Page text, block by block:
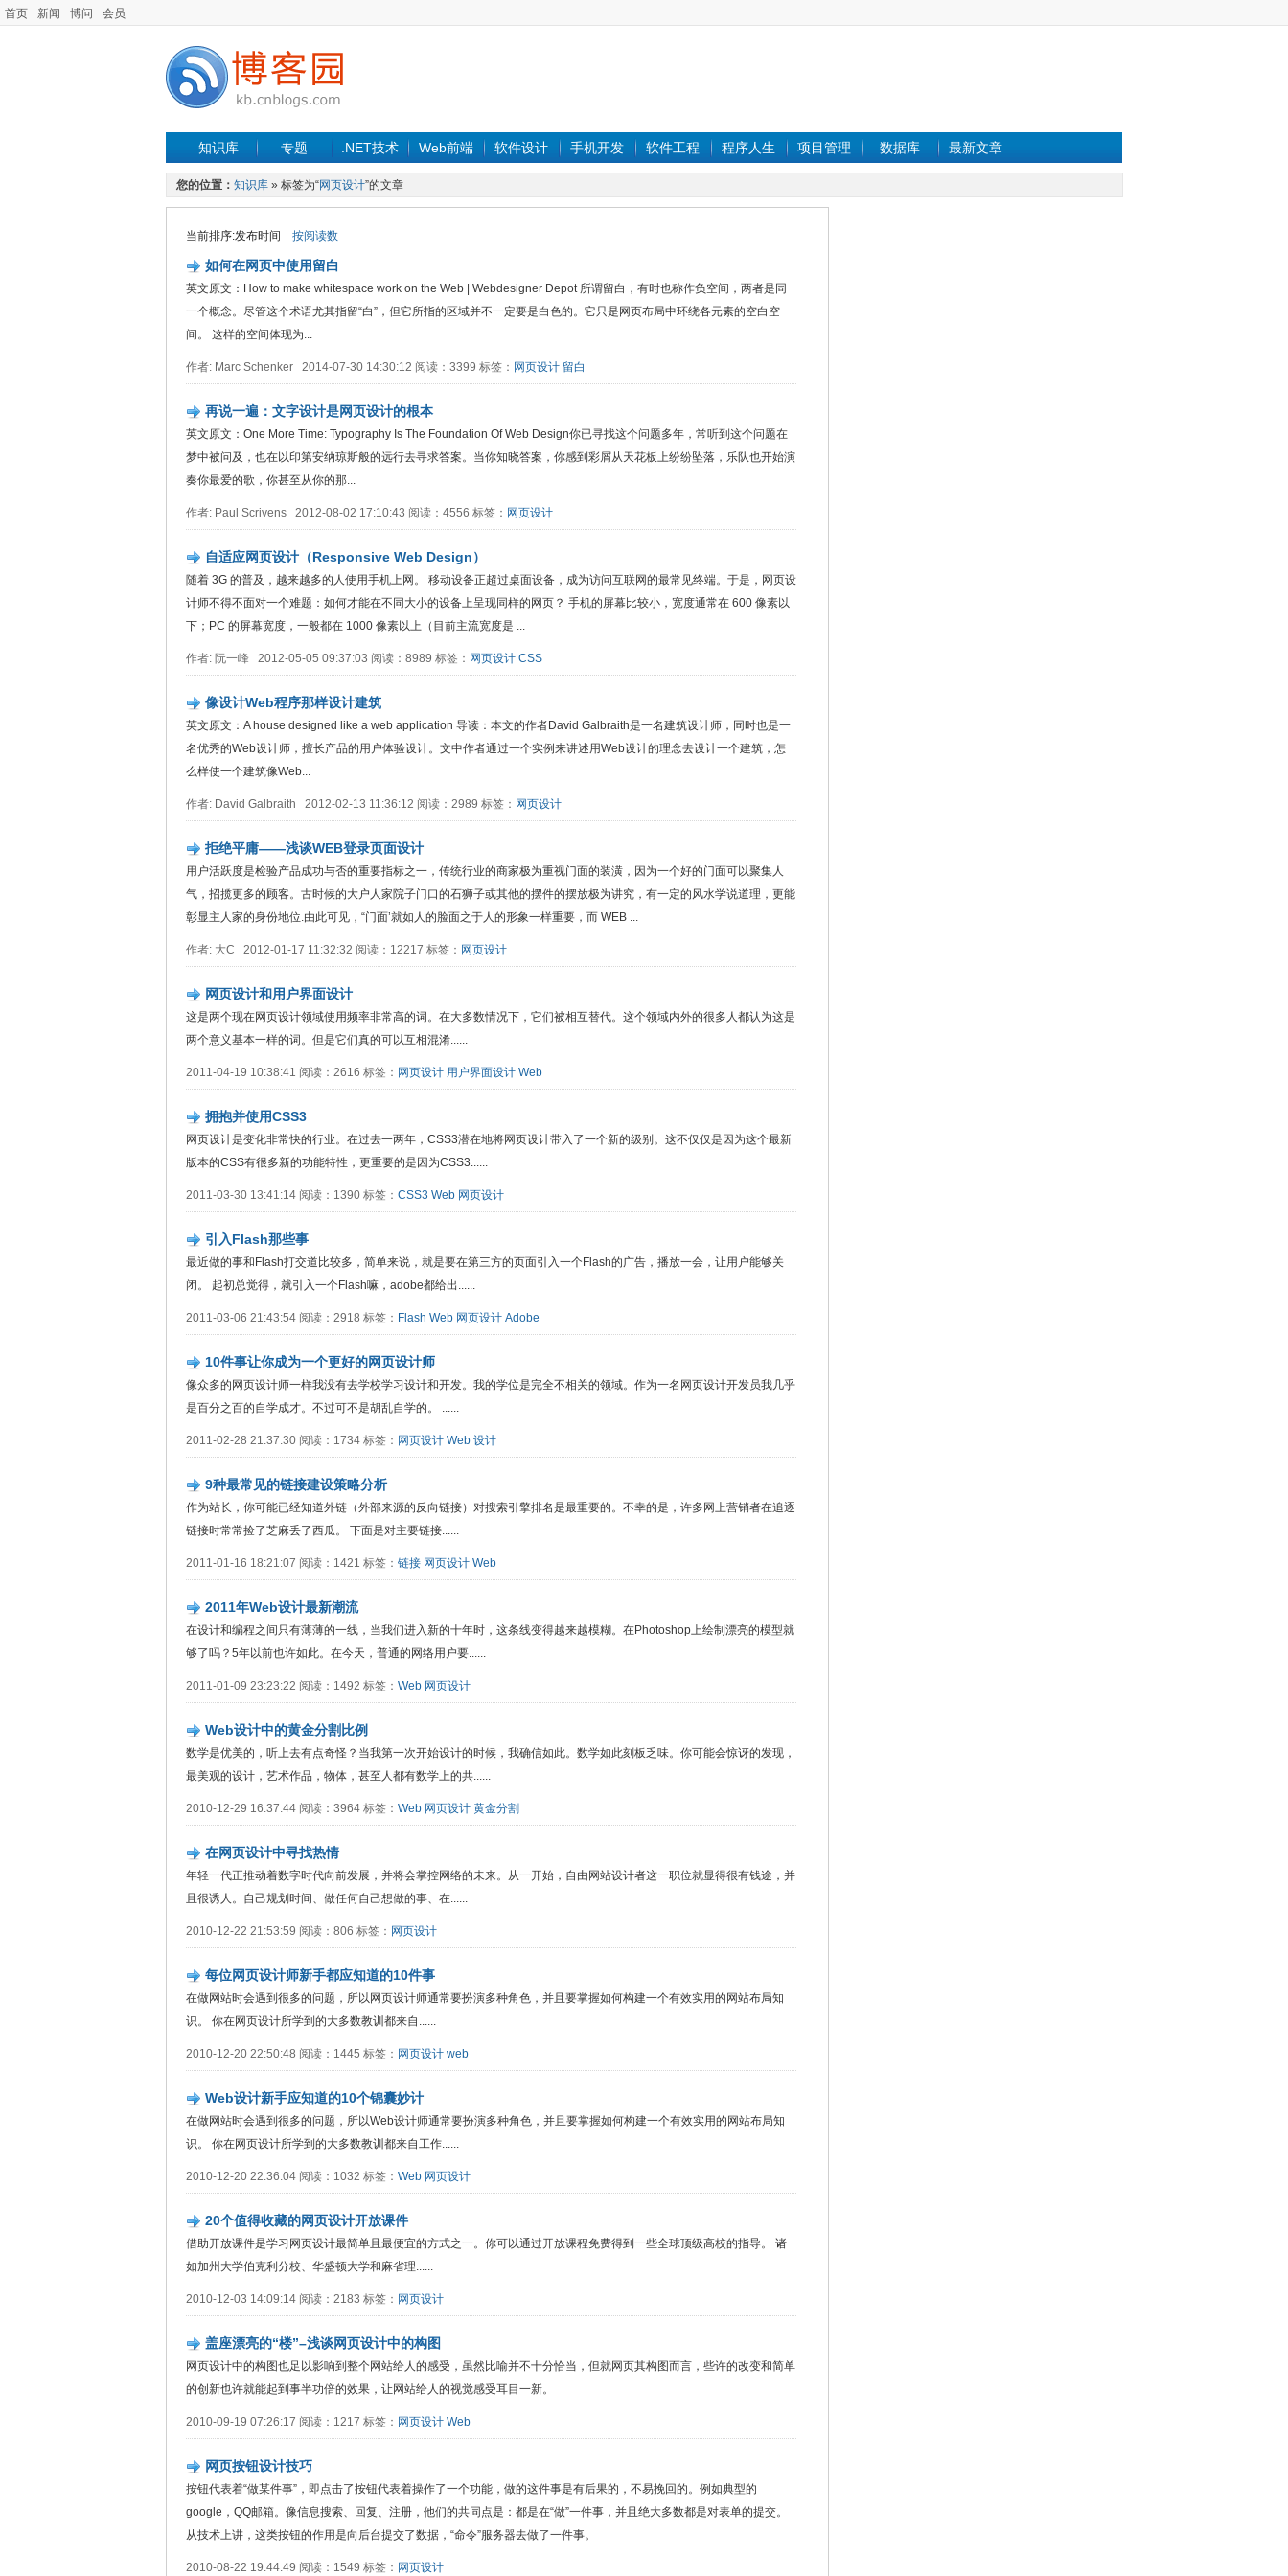
首页 新闻 博问 会员
知识库 专题 .NET技术 Web前端 软件设计 手机开发 软件工程 程序人生 项目管理 数据库 最新文章
您的位置： 知识库 » 标签为“网页设计”的文章
当前排序:发布时间 按阅读数
如何在网页中使用留白
英文原文：How to make whitespace work on the Web | Webdesigner Depot 所谓留白，有时也称作负空间，两者是同
一个概念。尽管这个术语尤其指留“白”，但它所指的区域并不一定要是白色的。它只是网页布局中环绕各元素的空白空
间。 这样的空间体现为...
作者: Marc Schenker 2014-07-30 14:30:12 阅读：3399 标签： 网页设计 留白
再说一遍：文字设计是网页设计的根本
英文原文：One More Time: Typography Is The Foundation Of Web Design你已寻找这个问题多年，常听到这个问题在
梦中被问及，也在以印第安纳琼斯般的远行去寻求答案。当你知晓答案，你感到彩屑从天花板上纷纷坠落，乐队也开始演
奏你最爱的歌，你甚至从你的那...
作者: Paul Scrivens 2012-08-02 17:10:43 阅读：4556 标签： 网页设计
自适应网页设计（Responsive Web Design）
随着 3G 的普及，越来越多的人使用手机上网。 移动设备正超过桌面设备，成为访问互联网的最常见终端。于是，网页设
计师不得不面对一个难题：如何才能在不同大小的设备上呈现同样的网页？ 手机的屏幕比较小，宽度通常在 600 像素以
下；PC 的屏幕宽度，一般都在 1000 像素以上（目前主流宽度是 ...
作者: 阮一峰 2012-05-05 09:37:03 阅读：8989 标签： 网页设计 CSS
像设计Web程序那样设计建筑
英文原文：A house designed like a web application 导读：本文的作者David Galbraith是一名建筑设计师，同时也是一
名优秀的Web设计师，擅长产品的用户体验设计。文中作者通过一个实例来讲述用Web设计的理念去设计一个建筑，怎
么样使一个建筑像Web...
作者: David Galbraith 2012-02-13 11:36:12 阅读：2989 标签： 网页设计
拒绝平庸——浅谈WEB登录页面设计
用户活跃度是检验产品成功与否的重要指标之一，传统行业的商家极为重视门面的装潢，因为一个好的门面可以聚集人
气，招揽更多的顾客。古时候的大户人家院子门口的石狮子或其他的摆件的摆放极为讲究，有一定的风水学说道理，更能
彰显主人家的身份地位.由此可见，“门面’就如人的脸面之于人的形象一样重要，而 WEB ...
作者: 大C 2012-01-17 11:32:32 阅读：12217 标签： 网页设计
网页设计和用户界面设计
这是两个现在网页设计领域使用频率非常高的词。在大多数情况下，它们被相互替代。这个领域内外的很多人都认为这是
两个意义基本一样的词。但是它们真的可以互相混淆......
2011-04-19 10:38:41 阅读：2616 标签： 网页设计 用户界面设计 Web
拥抱并使用CSS3
网页设计是变化非常快的行业。在过去一两年，CSS3潜在地将网页设计带入了一个新的级别。这不仅仅是因为这个最新
版本的CSS有很多新的功能特性，更重要的是因为CSS3......
2011-03-30 13:41:14 阅读：1390 标签： CSS3 Web 网页设计
引入Flash那些事
最近做的事和Flash打交道比较多，简单来说，就是要在第三方的页面引入一个Flash的广告，播放一会，让用户能够关
闭。 起初总觉得，就引入一个Flash嘛，adobe都给出......
2011-03-06 21:43:54 阅读：2918 标签： Flash Web 网页设计 Adobe
10件事让你成为一个更好的网页设计师
像众多的网页设计师一样我没有去学校学习设计和开发。我的学位是完全不相关的领域。作为一名网页设计开发员我几乎
是百分之百的自学成才。不过可不是胡乱自学的。 ......
2011-02-28 21:37:30 阅读：1734 标签： 网页设计 Web 设计
9种最常见的链接建设策略分析
作为站长，你可能已经知道外链（外部来源的反向链接）对搜索引擎排名是最重要的。不幸的是，许多网上营销者在追逐
链接时常常捡了芝麻丢了西瓜。 下面是对主要链接......
2011-01-16 18:21:07 阅读：1421 标签： 链接 网页设计 Web
2011年Web设计最新潮流
在设计和编程之间只有薄薄的一线，当我们进入新的十年时，这条线变得越来越模糊。在Photoshop上绘制漂亮的模型就
够了吗？5年以前也许如此。在今天，普通的网络用户要......
2011-01-09 23:23:22 阅读：1492 标签： Web 网页设计
Web设计中的黄金分割比例
数学是优美的，听上去有点奇怪？当我第一次开始设计的时候，我确信如此。数学如此刻板乏味。你可能会惊讶的发现，
最美观的设计，艺术作品，物体，甚至人都有数学上的共......
2010-12-29 16:37:44 阅读：3964 标签： Web 网页设计 黄金分割
在网页设计中寻找热情
年轻一代正推动着数字时代向前发展，并将会掌控网络的未来。从一开始，自由网站设计者这一职位就显得很有钱途，并
且很诱人。自己规划时间、做任何自己想做的事、在......
2010-12-22 21:53:59 阅读：806 标签： 网页设计
每位网页设计师新手都应知道的10件事
在做网站时会遇到很多的问题，所以网页设计师通常要扮演多种角色，并且要掌握如何构建一个有效实用的网站布局知
识。 你在网页设计所学到的大多数教训都来自......
2010-12-20 22:50:48 阅读：1445 标签： 网页设计 web
Web设计新手应知道的10个锦囊妙计
在做网站时会遇到很多的问题，所以Web设计师通常要扮演多种角色，并且要掌握如何构建一个有效实用的网站布局知
识。 你在网页设计所学到的大多数教训都来自工作......
2010-12-20 22:36:04 阅读：1032 标签： Web 网页设计
20个值得收藏的网页设计开放课件
借助开放课件是学习网页设计最简单且最便宜的方式之一。你可以通过开放课程免费得到一些全球顶级高校的指导。 诸
如加州大学伯克利分校、华盛顿大学和麻省理......
2010-12-03 14:09:14 阅读：2183 标签： 网页设计
盖座漂亮的“楼”–浅谈网页设计中的构图
网页设计中的构图也足以影响到整个网站给人的感受，虽然比喻并不十分恰当，但就网页其构图而言，些许的改变和简单
的创新也许就能起到事半功倍的效果，让网站给人的视觉感受耳目一新。
2010-09-19 07:26:17 阅读：1217 标签： 网页设计 Web
网页按钮设计技巧
按钮代表着“做某件事”，即点击了按钮代表着操作了一个功能，做的这件事是有后果的，不易挽回的。例如典型的
google，QQ邮箱。像信息搜索、回复、注册，他们的共同点是：都是在“做”一件事，并且绝大多数都是对表单的提交。
从技术上讲，这类按钮的作用是向后台提交了数据，“命令”服务器去做了一件事。
2010-08-22 19:44:49 阅读：1549 标签： 网页设计